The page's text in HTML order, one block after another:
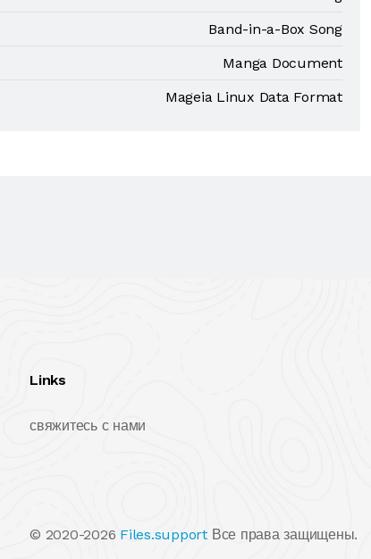
Band-in-a-Box Song
Manga Document
Mageia Linux Data Format
Links
свяжитесь с нами
© 2020-2026 Files.support Все права защищены.